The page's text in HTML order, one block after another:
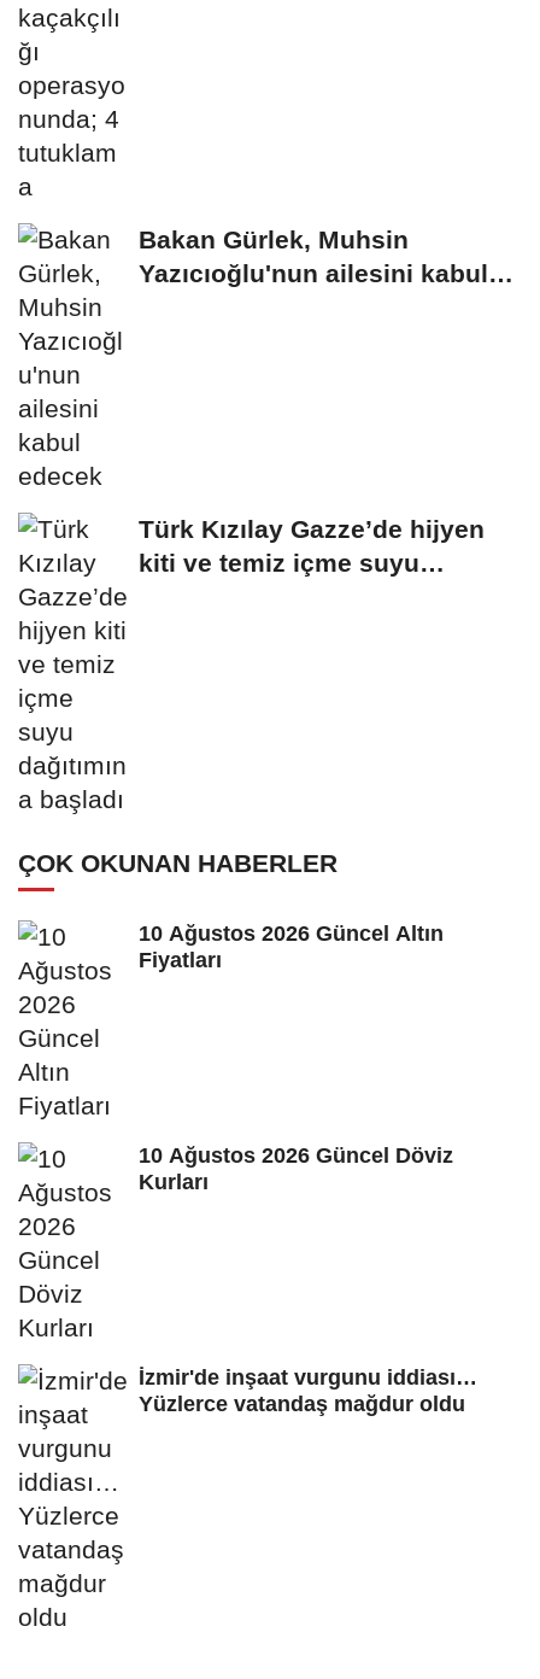
Bakan Gürlek, Muhsin
Yazıcıoğlu'nun ailesini kabul
Türk Kızılay Gazze’de hijyen
kiti ve temiz içme suyu
ÇOK OKUNAN HABERLER
10 Ağustos 2026 Güncel Altın
Fiyatları
10 Ağustos 2026 Güncel Döviz
Kurları
İzmir'de inşaat vurgunu iddiası…
Yüzlerce vatandaş mağdur oldu